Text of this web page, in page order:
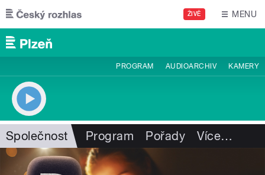
Přejít k hlavnímu obsahu
ŽIVĚ MENU
PROGRAM AUDIOARCHIV KAMERY
Společnost Program Pořady Více…